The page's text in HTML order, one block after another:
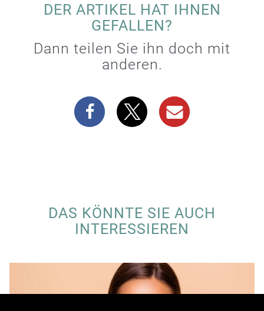
DER ARTIKEL HAT IHNEN
GEFALLEN?
Dann teilen Sie ihn doch mit
anderen.
DAS KÖNNTE SIE AUCH
INTERESSIEREN